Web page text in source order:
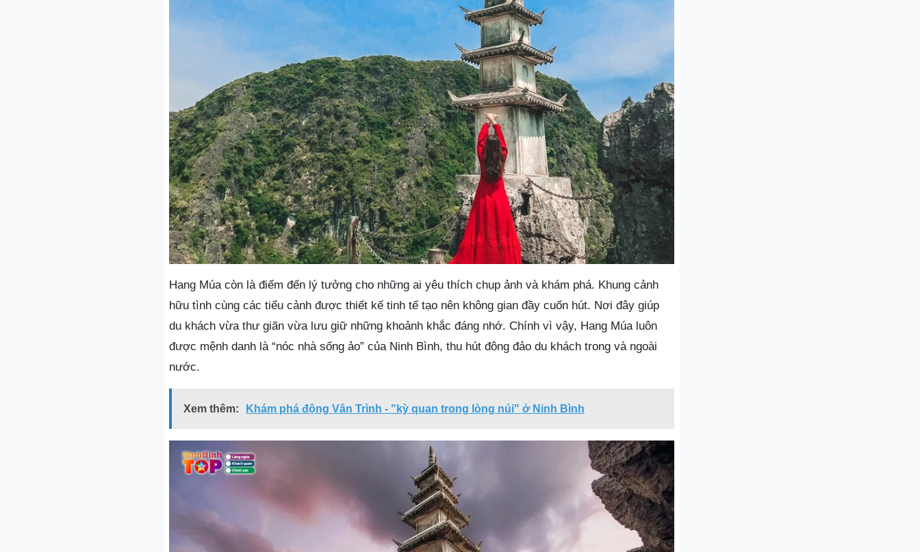
Hang Múa còn là điểm đến lý tưởng cho những ai yêu thích chụp ảnh và khám phá. Khung cảnh
hữu tình cùng các tiểu cảnh được thiết kế tinh tế tạo nên không gian đầy cuốn hút. Nơi đây giúp
du khách vừa thư giãn vừa lưu giữ những khoảnh khắc đáng nhớ. Chính vì vậy, Hang Múa luôn
được mệnh danh là “nóc nhà sống ảo” của Ninh Bình, thu hút đông đảo du khách trong và ngoài
nước.
Xem thêm: Khám phá động Vân Trình - "kỳ quan trong lòng núi" ở Ninh Bình